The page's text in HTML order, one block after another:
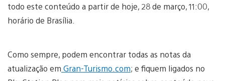
todo este conteúdo a partir de hoje, 28 de março, 11:00,
horário de Brasília.
Como sempre, podem encontrar todas as notas da
atualização em Gran-Turismo.com; e fiquem ligados no